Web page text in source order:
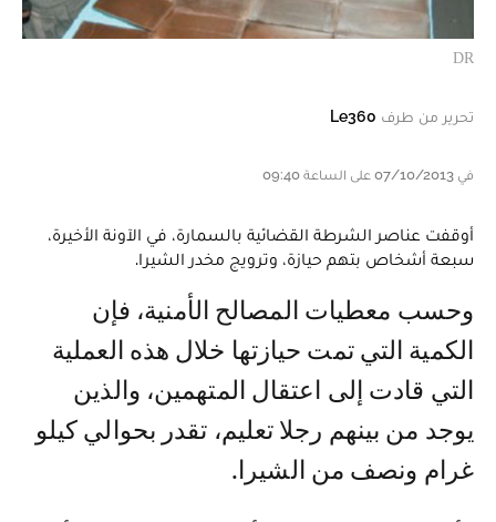
DR
تحرير من طرف Le360
في 07/10/2013 على الساعة 09:40
أوقفت عناصر الشرطة القضائية بالسمارة، في الآونة الأخيرة،
سبعة أشخاص بتهم حيازة، وترويج مخدر الشيرا.
وحسب معطيات المصالح الأمنية، فإن
الكمية التي تمت حيازتها خلال هذه العملية
التي قادت إلى اعتقال المتهمين، والذين
يوجد من بينهم رجلا تعليم، تقدر بحوالي كيلو
غرام ونصف من الشيرا.